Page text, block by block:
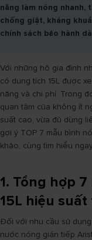
năng làm nóng nhanh,
chống giật, kháng
chính sách bảo hành
Với những hộ gia đình
có dung tích 15L được
năng và chi phí. Trong
quan tâm của không ít
suất cao, vừa đủ dùng
gợi ý TOP 7 mẫu bình
khảo, cùng tìm hiểu
1. Tổng hợp
15L hiệu
Đối với nhu cầu sử
nước nóng gián tiếp